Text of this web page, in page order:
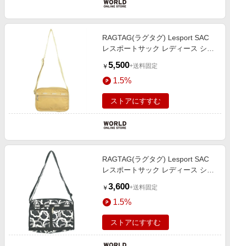
RAGTAG(ラグタグ) Lesport SAC
レスポートサック レディース ショ
￥ 5,500+送料固定
1.5%
ストアにすすむ
RAGTAG(ラグタグ) Lesport SAC
レスポートサック レディース ショ
￥ 3,600+送料固定
1.5%
ストアにすすむ